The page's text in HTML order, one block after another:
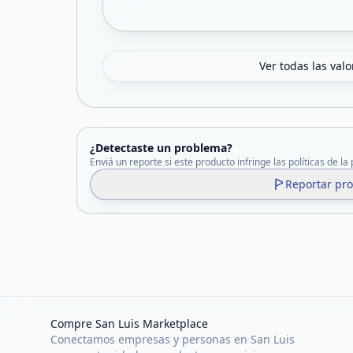
Ver todas las
¿Detectaste un problema?
Enviá un reporte si este producto infringe las políticas de la
Reportar
Compre San Luis Marketplace
Conectamos empresas y personas en San Luis